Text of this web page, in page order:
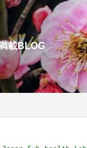
載BLOG